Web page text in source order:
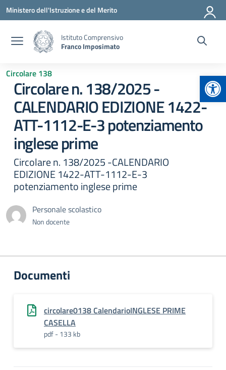
Vai ai contenuti
Vai al menu di navigazione
Vai al footer
Ministero dell'Istruzione e del Merito
Istituto Comprensivo
Franco Imposimato
Circolare 138
Circolare n. 138/2025 -
CALENDARIO EDIZIONE 1422-
ATT-1112-E-3 potenziamento
inglese prime
Circolare n. 138/2025 -CALENDARIO
EDIZIONE 1422-ATT-1112-E-3
potenziamento inglese prime
Personale scolastico
Non docente
Documenti
circolare0138 CalendarioINGLESE PRIME
CASELLA
pdf - 133 kb